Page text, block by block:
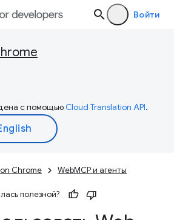
Войти
с помощьюCloud Translation API.
Chrome WebMCP и агенты
полезной?